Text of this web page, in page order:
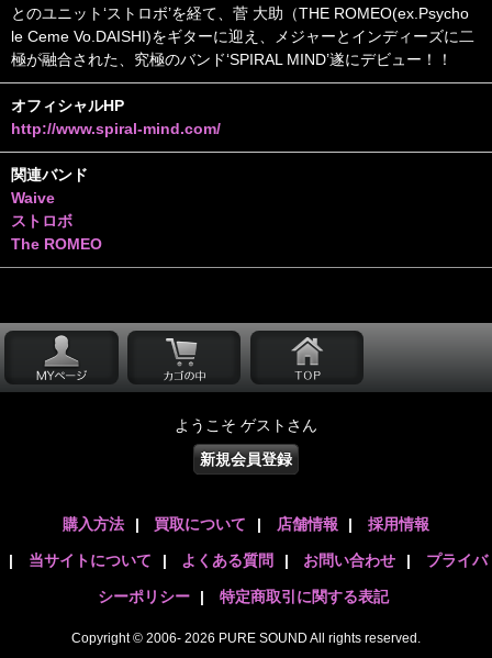
とのユニット‘ストロボ’を経て、菅 大助（THE ROMEO(ex.Psycho
le Ceme Vo.DAISHI)をギターに迎え、メジャーとインディーズに二
極が融合された、究極のバンド‘SPIRAL MIND’遂にデビュー！！
オフィシャルHP
http://www.spiral-mind.com/
関連バンド
Waive
ストロボ
The ROMEO
ようこそ ゲストさん
新規会員登録
購入方法 | 買取について | 店舗情報 | 採用情報
| 当サイトについて | よくある質問 | お問い合わせ | プライバ
シーポリシー | 特定商取引に関する表記
Copyright © 2006- 2026 PURE SOUND All rights reserved.